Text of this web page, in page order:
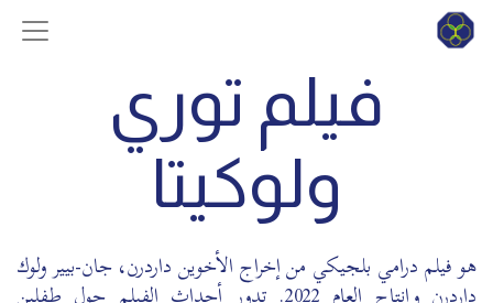
فيلم توري
ولوكيتا
هو فيلم درامي بلجيكي من إخراج الأخوين داردرن، جان-بيير ولوك